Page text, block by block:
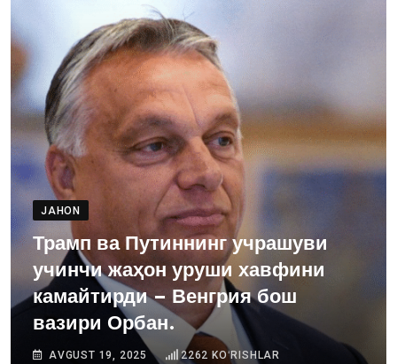
JAHON
Трамп ва Путиннинг учрашуви
учинчи жаҳон уруши хавфини
камайтирди – Венгрия бош
вазири Орбан.
AVGUST 19, 2025 2262 KOʻRISHLAR